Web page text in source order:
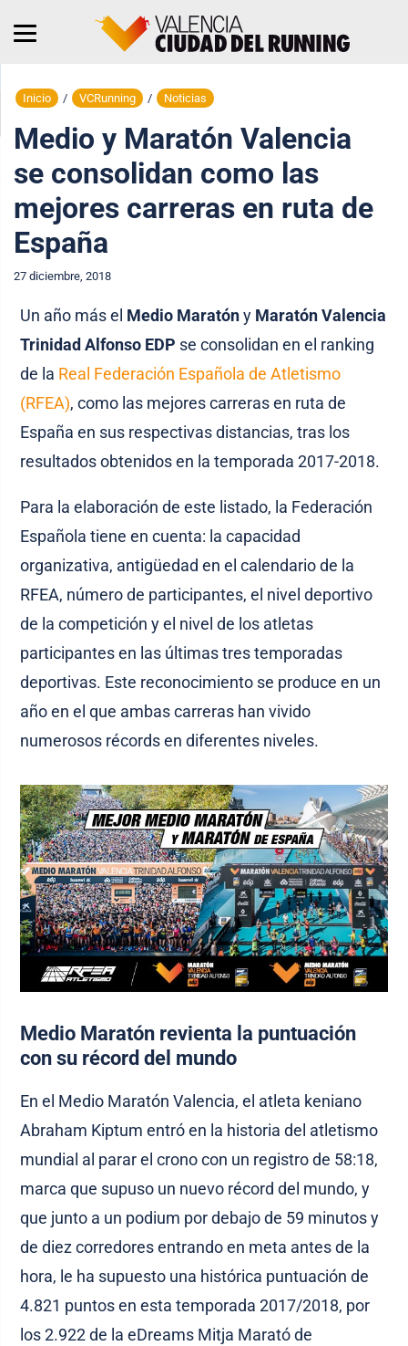
Inicio / VCRunning / Noticias
Medio y Maratón Valencia
se consolidan como las
mejores carreras en ruta de
España
27 diciembre, 2018
Un año más el Medio Maratóny Maratón Valencia
Trinidad Alfonso EDP se consolidan en el ranking
de la Real Federación Española de Atletismo
(RFEA), como las mejores carreras en ruta de
España en sus respectivas distancias, tras los
resultados obtenidos en la temporada 2017-2018.
Para la elaboración de este listado, la Federación
Española tiene en cuenta: la capacidad
organizativa, antigüedad en el calendario de la
RFEA, número de participantes, el nivel deportivo
de la competición y el nivel de los atletas
participantes en las últimas tres temporadas
deportivas. Este reconocimiento se produce en un
año en el que ambas carreras han vivido
numerosos récords en diferentes niveles.
Medio Maratón revienta la puntuación
con su récord del mundo
En el Medio Maratón Valencia, el atleta keniano
Abraham Kiptum entró en la historia del atletismo
mundial al parar el crono con un registro de 58:18,
marca que supuso un nuevo récord del mundo, y
que junto a un podium por debajo de 59 minutos y
de diez corredores entrando en meta antes de la
hora, le ha supuesto una histórica puntuación de
4.821 puntos en esta temporada 2017/2018, por
los 2.922 de la eDreams Mitja Marató de